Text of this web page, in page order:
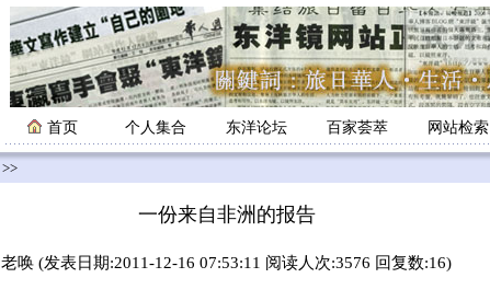
首页 个人集合 东洋论坛 百家荟萃 网站检索
>>
一份来自非洲的报告
老唤 (发表日期:2011-12-16 07:53:11 阅读人次:3576 回复数:16)